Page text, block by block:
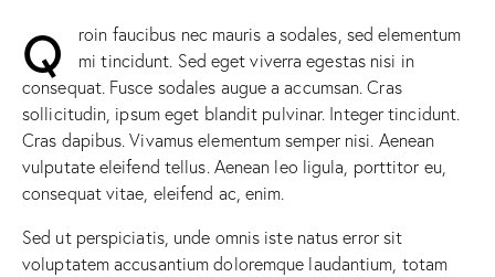
Q
roin faucibus nec mauris a sodales, sed elementum
mi tincidunt. Sed eget viverra egestas nisi in
consequat. Fusce sodales augue a accumsan. Cras
sollicitudin, ipsum eget blandit pulvinar. Integer tincidunt.
Cras dapibus. Vivamus elementum semper nisi. Aenean
vulputate eleifend tellus. Aenean leo ligula, porttitor eu,
consequat vitae, eleifend ac, enim.
Sed ut perspiciatis, unde omnis iste natus error sit
voluptatem accusantium doloremque laudantium, totam